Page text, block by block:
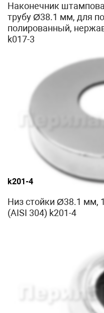
Наконечник
трубу Ø38.1 мм, для
полированный,
k017-3
k201-4
Низ стойки Ø38.1 мм,
(AISI 304) k201-4